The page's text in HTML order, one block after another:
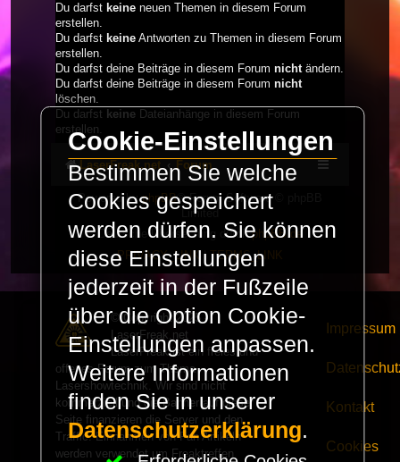
Du darfst keine neuen Themen in diesem Forum
erstellen.
Du darfst keine Antworten zu Themen in diesem Forum
erstellen.
Du darfst deine Beiträge in diesem Forum nichtändern.
Du darfst deine Beiträge in diesem Forum nicht
löschen.
Du darfst keine Dateianhänge in diesem Forum
erstellen.
LaserFreak.net Forum
Powered byphpBB® Forum Software © phpBB
Limited
Deutsche Übersetzung durchphpBB.de
PRIVACY_LINK | TERMS_LINK
© Copyright 2025 -
LaserFreak.net
LaserFreak ist ein freies und
offenes Forum zum Thema
Lasershowtechnik. Wir sind nicht
kommerziell und die Banner auf dieser
Seite finanzieren die Server und den
Traffic. Einnahmen von Fan Artikeln
werden verwendet um Freaktreffen
Impressum
Kontakt
Cookies
Cookie-Einstellungen
Bestimmen Sie welche
Cookies gespeichert
werden dürfen. Sie können
diese Einstellungen
jederzeit in der Fußzeile
über die Option Cookie-
Einstellungen anpassen.
Weitere Informationen
finden Sie in unserer
Datenschutzerklärung.